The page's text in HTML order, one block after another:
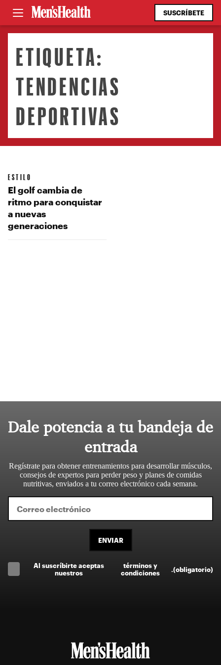
SUSCRÍBETE
ETIQUETA:
TENDENCIAS
DEPORTIVAS
ESTILO
El golf cambia de
ritmo para conquistar
a nuevas
generaciones
Dale potencia a tu bandeja de
entrada
Regístrate para obtener entrenamientos para desarrollar músculos,
consejos de expertos para perder peso y planes de comidas
nutritivas, enviados a tu correo electrónico cada semana.
ENVIAR
Al suscríbirte aceptas
nuestros
términos y
condiciones
(obligatorio)